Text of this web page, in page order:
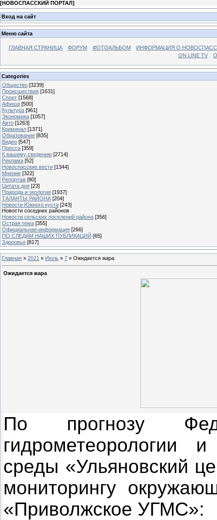
[НОВОСПАССКИЙ ПОРТАЛ]
Вход на сайт
Меню сайта
ГЛАВНАЯ СТРАНИЦА ФОРУМ ФОТОАЛЬБОМ
ИНФОРМАЦИЯ О
ON LINE TV
Categories
Общество [3239]
Происшествия [1631]
Спорт [1568]
Афиша [500]
Культура [961]
Экономика [1057]
Авто [1263]
Криминал [1371]
Образование [835]
Видео [547]
Пресса [359]
К вашему сведению [2714]
Реклама [52]
Новоспасские вести [1344]
Мнение [322]
Репортаж [90]
Цитата дня [23]
Природа и экология [1937]
ТАЛАНТЫ РАЙОНА [204]
Новости Южного куста [243]
Новости соседних районов
Новости сельских поселений района [356]
Острая тема [355]
Официальная информация [266]
ПО СЛЕДАМ НАШИХ ПУБЛИКАЦИЙ [65]
Здоровье [817]
Главная » 2021 » Июль » 7 » Ожидается жара
Ожидается жара
По прогнозу
гидрометеорологии
среды «Ульяновский
мониторингу
«Приволжское УГМС»: